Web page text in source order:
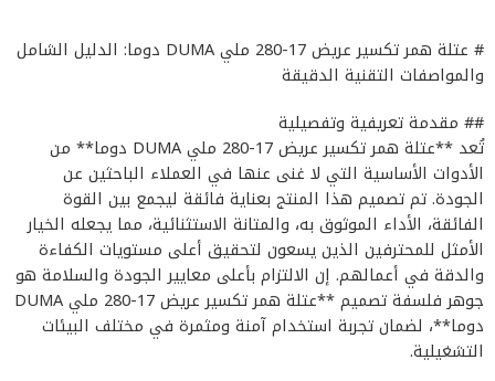
# عتلة همر تكسير عريض 17-280 ملي DUMA دوما: الدليل الشامل
والمواصفات التقنية الدقيقة
## مقدمة تعريفية وتفصيلية
تُعد **عتلة همر تكسير عريض 17-280 ملي DUMA دوما** من
الأدوات الأساسية التي لا غنى عنها في العملاء الباحثين عن
الجودة. تم تصميم هذا المنتج بعناية فائقة ليجمع بين القوة
الفائقة، الأداء الموثوق به، والمتانة الاستثنائية، مما يجعله الخيار
الأمثل للمحترفين الذين يسعون لتحقيق أعلى مستويات الكفاءة
والدقة في أعمالهم. إن الالتزام بأعلى معايير الجودة والسلامة هو
جوهر فلسفة تصميم **عتلة همر تكسير عريض 17-280 ملي DUMA
دوما**، لضمان تجربة استخدام آمنة ومثمرة في مختلف البيئات
التشغيلية.